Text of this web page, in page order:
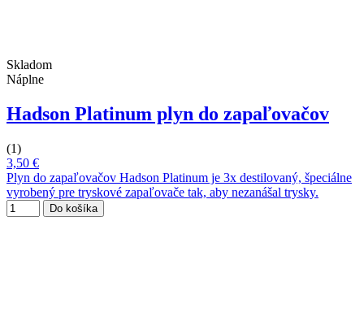
Skladom
Náplne
Hadson Platinum plyn do zapaľovačov
(1)
3,50 €
Plyn do zapaľovačov Hadson Platinum je 3x destilovaný, špeciálne
vyrobený pre tryskové zapaľovače tak, aby nezanášal trysky.
Do košíka